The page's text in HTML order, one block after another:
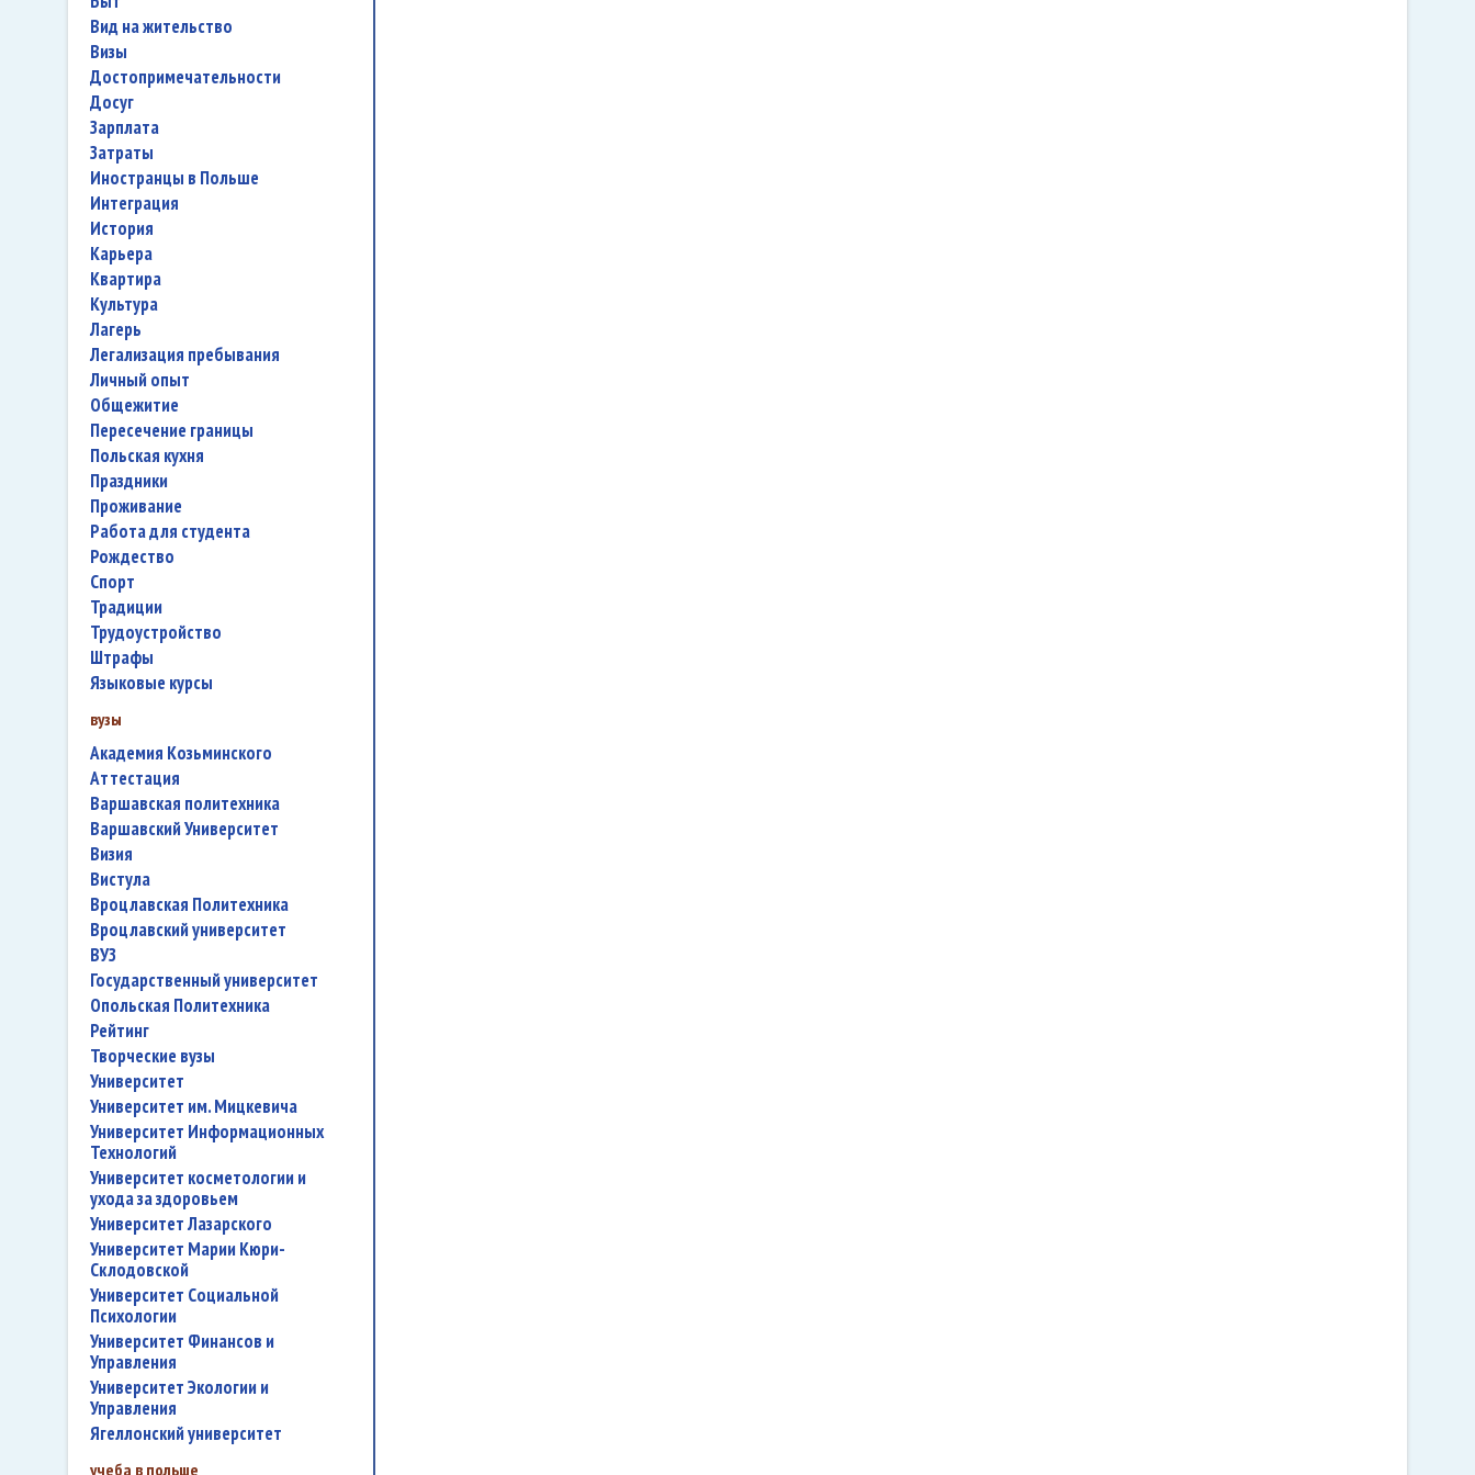
вид на жительство
визы
достопримечательности
досуг
зарплата
затраты
иностранцы в Польше
интеграция
история
карьера
квартира
культура
лагерь
легализация пребывания
личный опыт
общежитие
пересечение границы
польская кухня
праздники
проживание
работа для студента
Рождество
спорт
традиции
трудоустройство
штрафы
языковые курсы
вузы
Академия Козьминского
аттестация
Варшавская политехника
Варшавский Университет
Визия
Вистула
Вроцлавская Политехника
Вроцлавский университет
ВУЗ
государственный университет
Опольская Политехника
рейтинг
творческие вузы
университет
Университет им. Мицкевича
Университет Информационных
Технологий
университет косметологии и
ухода за здоровьем
Университет Лазарского
Университет Марии Кюри-
Склодовской
Университет Социальной
Психологии
Университет Финансов и
Управления
Университет Экологии и
Управления
Ягеллонский университет
учеба в польше